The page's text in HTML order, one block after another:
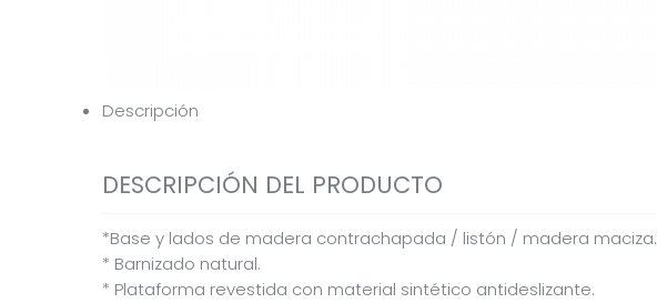
Descripción
DESCRIPCIÓN DEL PRODUCTO
*Base y lados de madera contrachapada / listón / madera maciza.
* Barnizado natural.
* Plataforma revestida con material sintético antideslizante.